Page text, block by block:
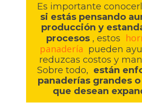
Es importante
si estás pensando
producción y
procesos , estos
panadería pueden
reduzcas costos y
Sobre todo, están
panaderías grandes
que desean